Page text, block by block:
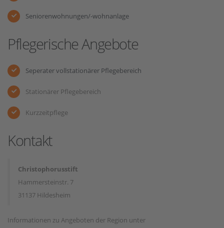
Seniorenwohnungen/-wohnanlage
Pflegerische Angebote
Seperater vollstationärer Pflegebereich
Stationärer Pflegebereich
Kurzzeitpflege
Kontakt
Christophorusstift
Hammersteinstr. 7
31137 Hildesheim
Informationen zu Angeboten der Region unter